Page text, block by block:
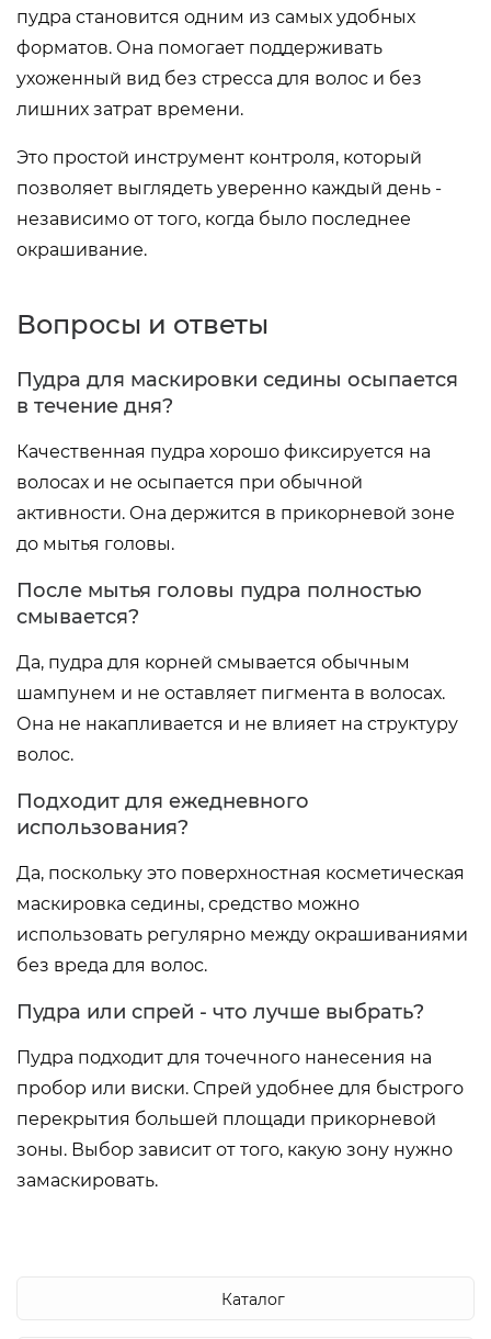
пудра становится одним из самых удобных
форматов. Она помогает поддерживать
ухоженный вид без стресса для волос и без
лишних затрат времени.
Это простой инструмент контроля, который
позволяет выглядеть уверенно каждый день -
независимо от того, когда было последнее
окрашивание.
Вопросы и ответы
Пудра для маскировки седины осыпается
в течение дня?
Качественная пудра хорошо фиксируется на
волосах и не осыпается при обычной
активности. Она держится в прикорневой зоне
до мытья головы.
После мытья головы пудра полностью
смывается?
Да, пудра для корней смывается обычным
шампунем и не оставляет пигмента в волосах.
Она не накапливается и не влияет на структуру
волос.
Подходит для ежедневного
использования?
Да, поскольку это поверхностная косметическая
маскировка седины, средство можно
использовать регулярно между окрашиваниями
без вреда для волос.
Пудра или спрей - что лучше выбрать?
Пудра подходит для точечного нанесения на
пробор или виски. Спрей удобнее для быстрого
перекрытия большей площади прикорневой
зоны. Выбор зависит от того, какую зону нужно
замаскировать.
Каталог